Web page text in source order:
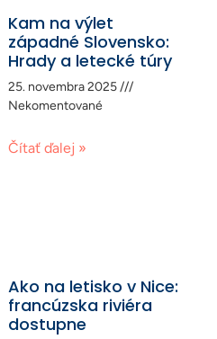
Kam na výlet
západné Slovensko:
Hrady a letecké túry
25. novembra 2025
Nekomentované
Čítať ďalej »
Ako na letisko v Nice:
francúzska riviéra
dostupne